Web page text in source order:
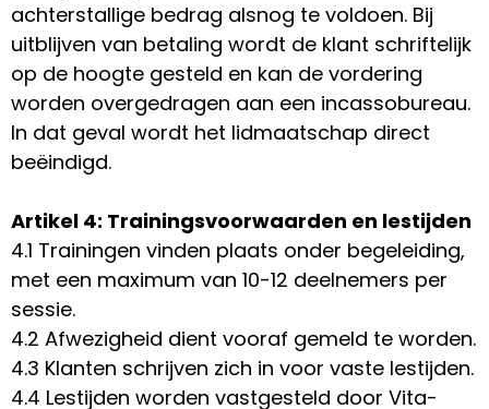
achterstallige bedrag alsnog te voldoen. Bij
uitblijven van betaling wordt de klant schriftelijk
op de hoogte gesteld en kan de vordering
worden overgedragen aan een incassobureau.
In dat geval wordt het lidmaatschap direct
beëindigd.
Artikel 4: Trainingsvoorwaarden en lestijden
4.1 Trainingen vinden plaats onder begeleiding,
met een maximum van 10-12 deelnemers per
sessie.
4.2 Afwezigheid dient vooraf gemeld te worden.
4.3 Klanten schrijven zich in voor vaste lestijden.
4.4 Lestijden worden vastgesteld door Vita-